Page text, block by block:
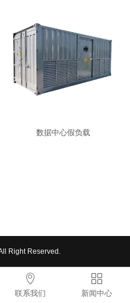
数据中心假负载
Right Reserved.

联系我们

新闻中心